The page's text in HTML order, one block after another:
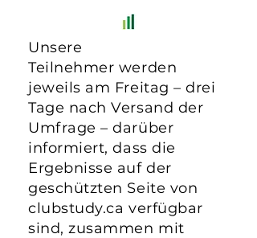
Unsere
Teilnehmer werden
jeweils am Freitag – drei
Tage nach Versand der
Umfrage – darüber
informiert, dass die
Ergebnisse auf der
geschützten Seite von
clubstudy.ca verfügbar
sind, zusammen mit